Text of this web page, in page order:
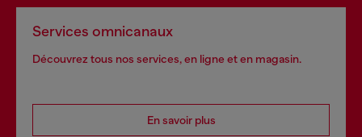
Services omnicanaux
Découvrez tous nos services, en ligne et en magasin.
En savoir plus